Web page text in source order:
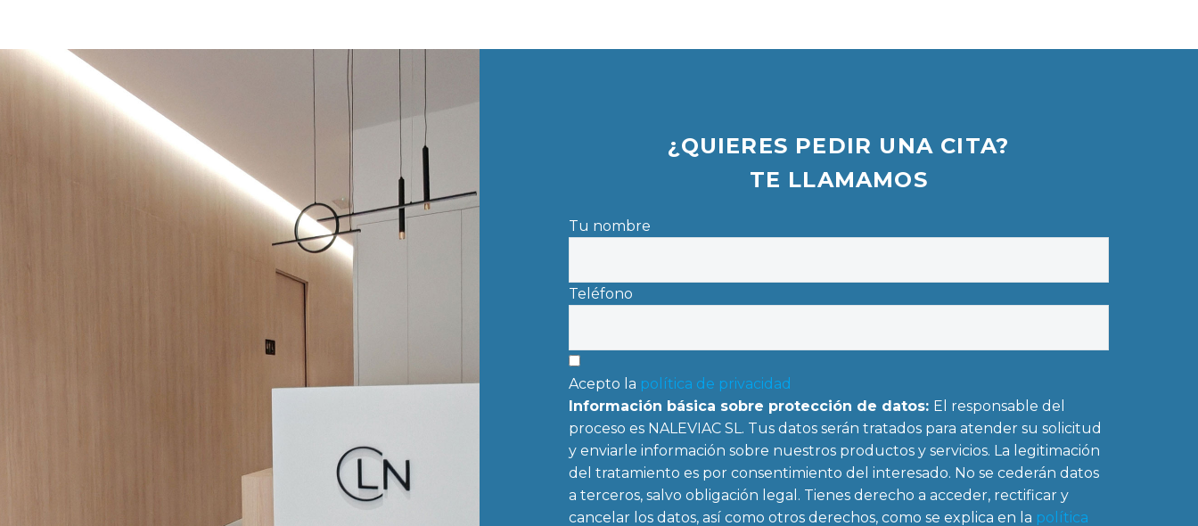
¿QUIERES PEDIR UNA CITA?
TE LLAMAMOS
Tu nombre
Teléfono
Acepto la política de privacidad
Información básica sobre protección de datos: El responsable del
proceso es NALEVIAC SL. Tus datos serán tratados para atender su solicitud
y enviarle información sobre nuestros productos y servicios. La legitimación
del tratamiento es por consentimiento del interesado. No se cederán datos
a terceros, salvo obligación legal. Tienes derecho a acceder, rectificar y
cancelar los datos, así como otros derechos, como se explica en la política